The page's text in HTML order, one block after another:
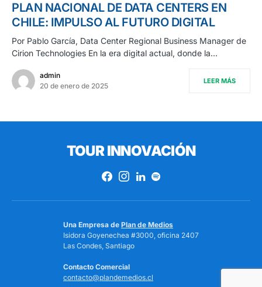
PLAN NACIONAL DE DATA CENTERS EN
CHILE: IMPULSO AL FUTURO DIGITAL
Por Pablo García, Data Center Regional Business Manager de
Cirion Technologies En la era digital actual, donde la…
admin
20 de enero de 2025
LEER MÁS
TOUR INNOVACIÓN
Una Empresa de Plan de Medios
Isidora Goyenechea #3000, oficina 2407
Las Condes, Santiago
Contacto Comercial
contacto@plandemedios.cl